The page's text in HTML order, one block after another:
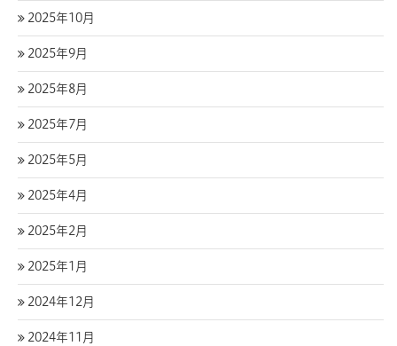
2025年10月
2025年9月
2025年8月
2025年7月
2025年5月
2025年4月
2025年2月
2025年1月
2024年12月
2024年11月